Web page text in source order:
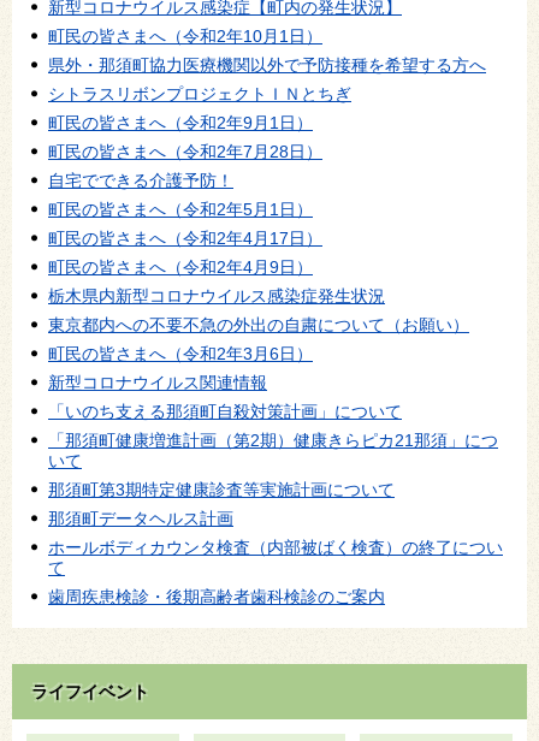
新型コロナウイルス感染症【町内の発生状況】
町民の皆さまへ（令和2年10月1日）
県外・那須町協力医療機関以外で予防接種を希望する方へ
シトラスリボンプロジェクトＩＮとちぎ
町民の皆さまへ（令和2年9月1日）
町民の皆さまへ（令和2年7月28日）
自宅でできる介護予防！
町民の皆さまへ（令和2年5月1日）
町民の皆さまへ（令和2年4月17日）
町民の皆さまへ（令和2年4月9日）
栃木県内新型コロナウイルス感染症発生状況
東京都内への不要不急の外出の自粛について（お願い）
町民の皆さまへ（令和2年3月6日）
新型コロナウイルス関連情報
「いのち支える那須町自殺対策計画」について
「那須町健康増進計画（第2期）健康きらピカ21那須」につ
いて
那須町第3期特定健康診査等実施計画について
那須町データヘルス計画
ホールボディカウンタ検査（内部被ばく検査）の終了につい
て
歯周疾患検診・後期高齢者歯科検診のご案内
ライフイベント